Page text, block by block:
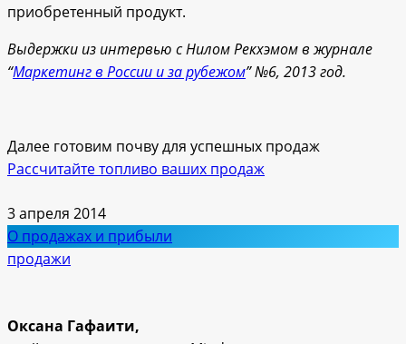
приобретенный продукт.
Выдержки из интервью с Нилом Рекхэмом в журнале
“Маркетинг в России и за рубежом” №6, 2013 год.
Далее готовим почву для успешных продаж
Рассчитайте топливо ваших продаж
3 апреля 2014
О продажах и прибыли
продажи
Оксана Гафаити,